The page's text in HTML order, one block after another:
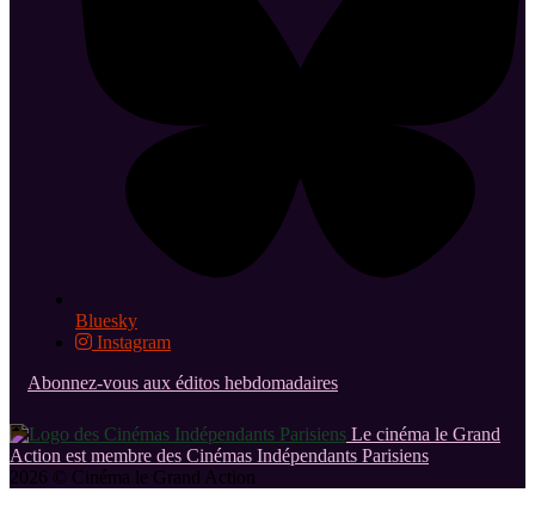
Bluesky
Instagram
Abonnez-vous aux éditos hebdomadaires
Le cinéma le Grand
Action est membre des Cinémas Indépendants Parisiens
2026 © Cinéma le Grand Action